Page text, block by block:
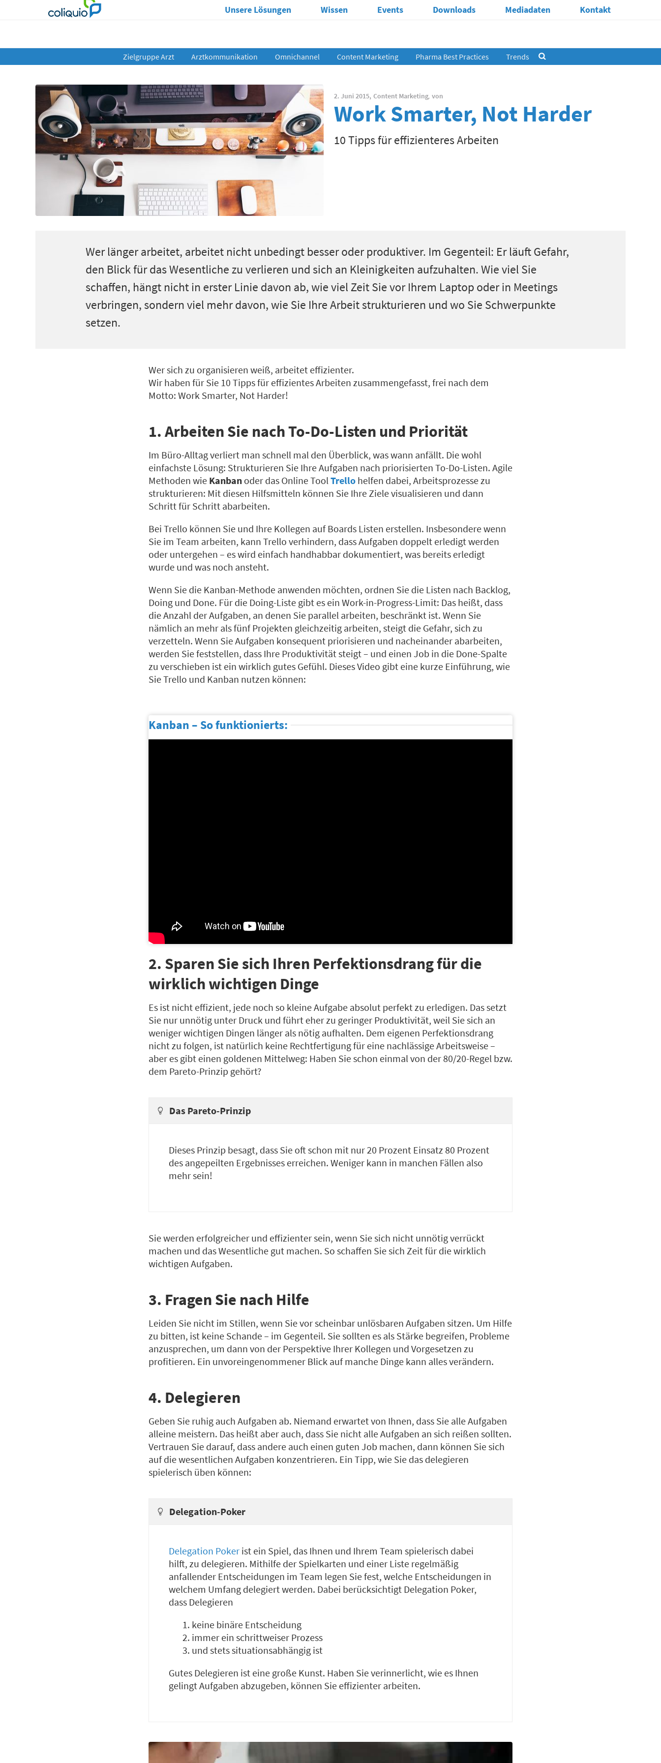
Unsere Lösungen Wissen Events Downloads Mediadaten Kontakt
Zielgruppe Arzt Arztkommunikation Omnichannel Content Marketing Pharma Best Practices Trends
2. Juni 2015, Content Marketing, von
Work Smarter, Not Harder
10 Tipps für effizienteres Arbeiten
Wer länger arbeitet, arbeitet nicht unbedingt besser oder produktiver. Im Gegenteil: Er läuft Gefahr,
den Blick für das Wesentliche zu verlieren und sich an Kleinigkeiten aufzuhalten. Wie viel Sie
schaffen, hängt nicht in erster Linie davon ab, wie viel Zeit Sie vor Ihrem Laptop oder in Meetings
verbringen, sondern viel mehr davon, wie Sie Ihre Arbeit strukturieren und wo Sie Schwerpunkte
setzen.
Wer sich zu organisieren weiß, arbeitet effizienter.
Wir haben für Sie 10 Tipps für effizientes Arbeiten zusammengefasst, frei nach dem
Motto: Work Smarter, Not Harder!
1. Arbeiten Sie nach To-Do-Listen und Priorität
Im Büro-Alltag verliert man schnell mal den Überblick, was wann anfällt. Die wohl
einfachste Lösung: Strukturieren Sie Ihre Aufgaben nach priorisierten To-Do-Listen. Agile
Methoden wie Kanban oder das Online ToolTrello helfen dabei, Arbeitsprozesse zu
strukturieren: Mit diesen Hilfsmitteln können Sie Ihre Ziele visualisieren und dann
Schritt für Schritt abarbeiten.
Bei Trello können Sie und Ihre Kollegen auf Boards Listen erstellen. Insbesondere wenn
Sie im Team arbeiten, kann Trello verhindern, dass Aufgaben doppelt erledigt werden
oder untergehen – es wird einfach handhabbar dokumentiert, was bereits erledigt
wurde und was noch ansteht.
Wenn Sie die Kanban-Methode anwenden möchten, ordnen Sie die Listen nach Backlog,
Doing und Done. Für die Doing-Liste gibt es ein Work-in-Progress-Limit: Das heißt, dass
die Anzahl der Aufgaben, an denen Sie parallel arbeiten, beschränkt ist. Wenn Sie
nämlich an mehr als fünf Projekten gleichzeitig arbeiten, steigt die Gefahr, sich zu
verzetteln. Wenn Sie Aufgaben konsequent priorisieren und nacheinander abarbeiten,
werden Sie feststellen, dass Ihre Produktivität steigt – und einen Job in die Done-Spalte
zu verschieben ist ein wirklich gutes Gefühl. Dieses Video gibt eine kurze Einführung, wie
Sie Trello und Kanban nutzen können:
Kanban – So funktionierts:
2. Sparen Sie sich Ihren Perfektionsdrang für die
wirklich wichtigen Dinge
Es ist nicht effizient, jede noch so kleine Aufgabe absolut perfekt zu erledigen. Das setzt
Sie nur unnötig unter Druck und führt eher zu geringer Produktivität, weil Sie sich an
weniger wichtigen Dingen länger als nötig aufhalten. Dem eigenen Perfektionsdrang
nicht zu folgen, ist natürlich keine Rechtfertigung für eine nachlässige Arbeitsweise –
aber es gibt einen goldenen Mittelweg: Haben Sie schon einmal von der 80/20-Regel bzw.
dem Pareto-Prinzip gehört?
Das Pareto-Prinzip
Dieses Prinzip besagt, dass Sie oft schon mit nur 20 Prozent Einsatz 80 Prozent
des angepeilten Ergebnisses erreichen. Weniger kann in manchen Fällen also
mehr sein!
Sie werden erfolgreicher und effizienter sein, wenn Sie sich nicht unnötig verrückt
machen und das Wesentliche gut machen. So schaffen Sie sich Zeit für die wirklich
wichtigen Aufgaben.
3. Fragen Sie nach Hilfe
Leiden Sie nicht im Stillen, wenn Sie vor scheinbar unlösbaren Aufgaben sitzen. Um Hilfe
zu bitten, ist keine Schande – im Gegenteil. Sie sollten es als Stärke begreifen, Probleme
anzusprechen, um dann von der Perspektive Ihrer Kollegen und Vorgesetzen zu
profitieren. Ein unvoreingenommener Blick auf manche Dinge kann alles verändern.
4. Delegieren
Geben Sie ruhig auch Aufgaben ab. Niemand erwartet von Ihnen, dass Sie alle Aufgaben
alleine meistern. Das heißt aber auch, dass Sie nicht alle Aufgaben an sich reißen sollten.
Vertrauen Sie darauf, dass andere auch einen guten Job machen, dann können Sie sich
auf die wesentlichen Aufgaben konzentrieren. Ein Tipp, wie Sie das delegieren
spielerisch üben können:
Delegation-Poker
Delegation Poker ist ein Spiel, das Ihnen und Ihrem Team spielerisch dabei
hilft, zu delegieren. Mithilfe der Spielkarten und einer Liste regelmäßig
anfallender Entscheidungen im Team legen Sie fest, welche Entscheidungen in
welchem Umfang delegiert werden. Dabei berücksichtigt Delegation Poker,
dass Delegieren
keine binäre Entscheidung
immer ein schrittweiser Prozess
und stets situationsabhängig ist
Gutes Delegieren ist eine große Kunst. Haben Sie verinnerlicht, wie es Ihnen
gelingt Aufgaben abzugeben, können Sie effizienter arbeiten.